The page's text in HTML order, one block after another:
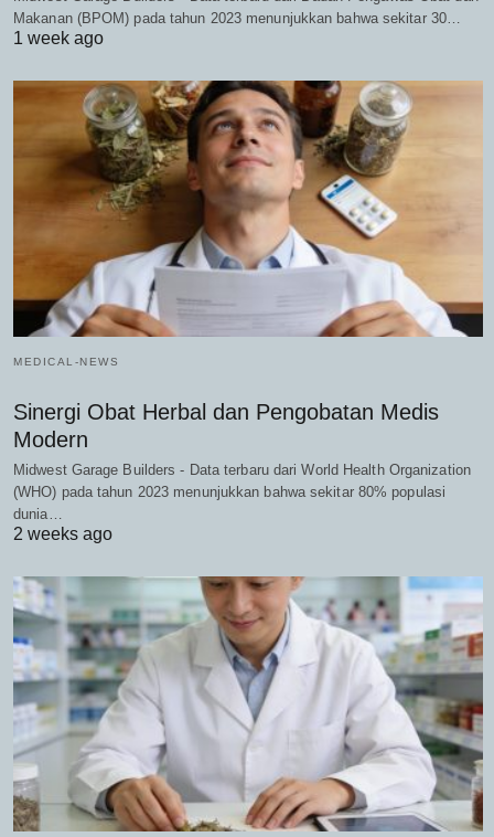
Makanan (BPOM) pada tahun 2023 menunjukkan bahwa sekitar 30…
1 week ago
MEDICAL-NEWS
Sinergi Obat Herbal dan Pengobatan Medis
Modern
Midwest Garage Builders - Data terbaru dari World Health Organization
(WHO) pada tahun 2023 menunjukkan bahwa sekitar 80% populasi
dunia…
2 weeks ago